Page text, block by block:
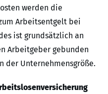
werden die
Arbeitsentgelt bei
ist grundsätzlich an
Arbeitgeber gebunden
der Unternehmensgröße.